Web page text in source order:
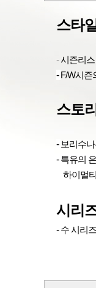
스타
-시즌리스
- F/W시즌
스토리
- 보리수
-특유의
하이멀
시리
-수 시리